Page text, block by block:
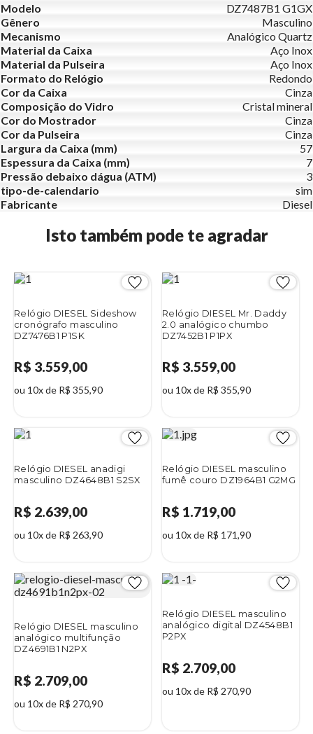
Modelo
DZ7487B1 G1GX
Gênero
Masculino
Mecanismo
Analógico Quartz
Material da Caixa
Aço Inox
Material da Pulseira
Aço Inox
Formato do Relógio
Redondo
Cor da Caixa
Cinza
Composição do Vidro
Cristal mineral
Cor do Mostrador
Cinza
Cor da Pulseira
Cinza
Largura da Caixa (mm)
57
Espessura da Caixa (mm)
7
Pressão debaixo dágua (ATM)
3
tipo-de-calendario
sim
Fabricante
Diesel
Isto também pode te agradar
Relógio DIESEL Sideshow
cronógrafo masculino
DZ7476B1 P1SK
R$ 3.559,00
ou 10x de R$ 355,90
Relógio DIESEL Mr. Daddy
2.0 analógico chumbo
DZ7452B1 P1PX
R$ 3.559,00
ou 10x de R$ 355,90
Relógio DIESEL anadigi
masculino DZ4648B1 S2SX
R$ 2.639,00
ou 10x de R$ 263,90
Relógio DIESEL masculino
fumê couro DZ1964B1 G2MG
R$ 1.719,00
ou 10x de R$ 171,90
Relógio DIESEL masculino
analógico multifunção
DZ4691B1 N2PX
R$ 2.709,00
ou 10x de R$ 270,90
Relógio DIESEL masculino
analógico digital DZ4548B1
P2PX
R$ 2.709,00
ou 10x de R$ 270,90